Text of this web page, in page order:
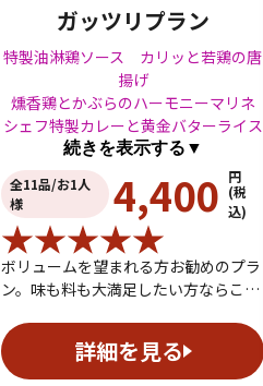
ガッツリプラン
特製油淋鶏ソース カリッと若鶏の唐
揚げ
燻香鶏とかぶらのハーモニーマリネ
シェフ特製カレーと黄金バターライス
続きを表示する▼
全11品/お1人
様
4,400 円
(税
込)
ボリュームを望まれる方お勧めのプラ
ン。味も料も大満足したい方ならこち
詳細を見る